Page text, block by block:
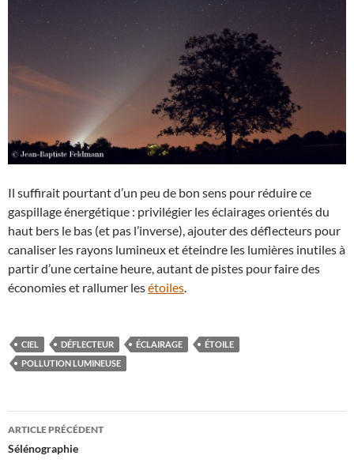
Il suffirait pourtant d’un peu de bon sens pour réduire ce
gaspillage énergétique : privilégier les éclairages orientés du
haut bers le bas (et pas l’inverse), ajouter des déflecteurs pour
canaliser les rayons lumineux et éteindre les lumières inutiles à
partir d’une certaine heure, autant de pistes pour faire des
économies et rallumer lesétoiles
CIEL DÉFLECTEUR ÉCLAIRAGE
ÉTOILE
POLLUTION LUMINEUSE
Navigation
des
ARTICLE PRÉCÉDENT
Sélénographie